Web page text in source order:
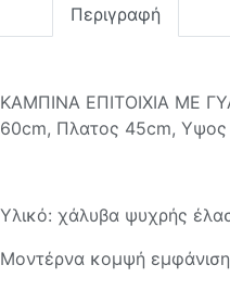
Περιγραφή
KΑΜΠΙΝΑ ΕΠΙΤΟΙΧΙΑ ΜΕ
60cm, Πλατος 45cm, Υψος
Υλικό: χάλυβα ψυχρής
Μοντέρνα κομψή